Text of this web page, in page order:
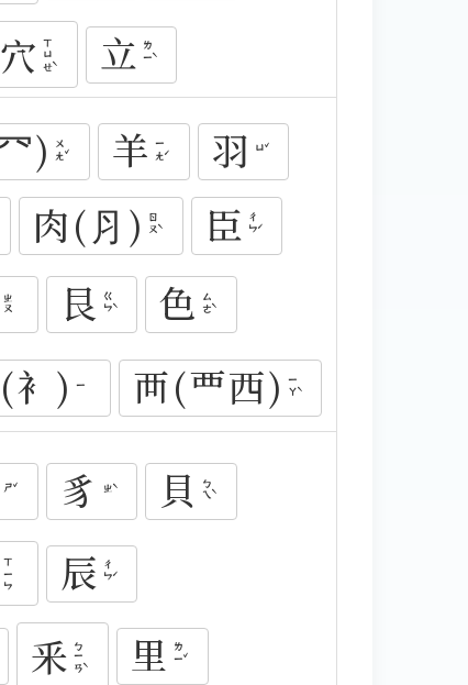
穴 ㄒㄩㄝˋ 立 ㄌㄧˋ
) ㄨㄤˇ 羊 ㄧㄤˊ 羽 ㄩˇ
肉(⺼) ㄖㄡˋ 臣 ㄔㄣˊ
ㄓㄡ 艮 ㄍㄣˋ 色 ㄙㄜˋ
衤) ㄧ 襾(覀西) ㄧㄚˋ
ㄕˇ 豸 ㄓˋ 貝 ㄅㄟˋ
ㄒㄧㄣ 辰 ㄔㄣˊ
釆 ㄅㄧㄢˋ 里 ㄌㄧˇ